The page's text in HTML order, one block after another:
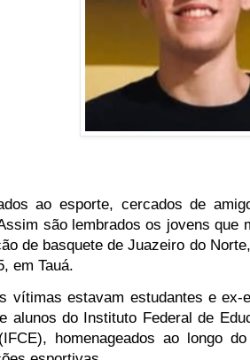
ao esporte, cercados de
são lembrados os jovens que
de basquete de Juazeiro do
em Tauá.
vítimas estavam estudantes e ex-
alunos do Instituto Federal de
homenageados ao longo